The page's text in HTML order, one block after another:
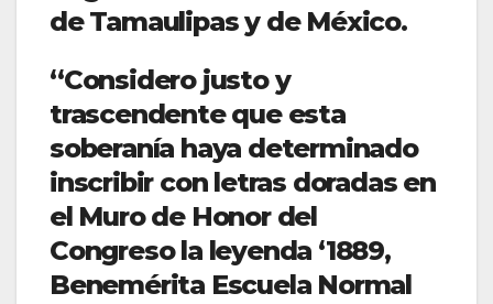
de Tamaulipas y de México.
“Considero justo y
trascendente que esta
soberanía haya determinado
inscribir con letras doradas en
el Muro de Honor del
Congreso la leyenda ‘1889,
Benemérita Escuela Normal